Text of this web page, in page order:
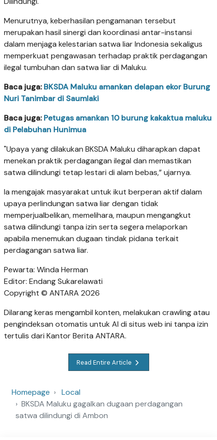
Menurutnya, keberhasilan pengamanan tersebut
merupakan hasil sinergi dan koordinasi antar-instansi
dalam menjaga kelestarian satwa liar Indonesia sekaligus
memperkuat pengawasan terhadap praktik perdagangan
ilegal tumbuhan dan satwa liar di Maluku.
Baca juga:BKSDA Maluku amankan delapan ekor Burung
Nuri Tanimbar di Saumlaki
Baca juga:Petugas amankan 10 burung kakaktua maluku
di Pelabuhan Hunimua
"Upaya yang dilakukan BKSDA Maluku diharapkan dapat
menekan praktik perdagangan ilegal dan memastikan
satwa dilindungi tetap lestari di alam bebas,” ujarnya.
Ia mengajak masyarakat untuk ikut berperan aktif dalam
upaya perlindungan satwa liar dengan tidak
memperjualbelikan, memelihara, maupun mengangkut
satwa dilindungi tanpa izin serta segera melaporkan
apabila menemukan dugaan tindak pidana terkait
perdagangan satwa liar.
Pewarta: Winda Herman
Editor: Endang Sukarelawati
Copyright © ANTARA 2026
Dilarang keras mengambil konten, melakukan crawling atau
pengindeksan otomatis untuk AI di situs web ini tanpa izin
tertulis dari Kantor Berita ANTARA.
Read Entire Article
Homepage
Local
BKSDA Maluku gagalkan dugaan perdagangan
satwa dilindungi di Ambon